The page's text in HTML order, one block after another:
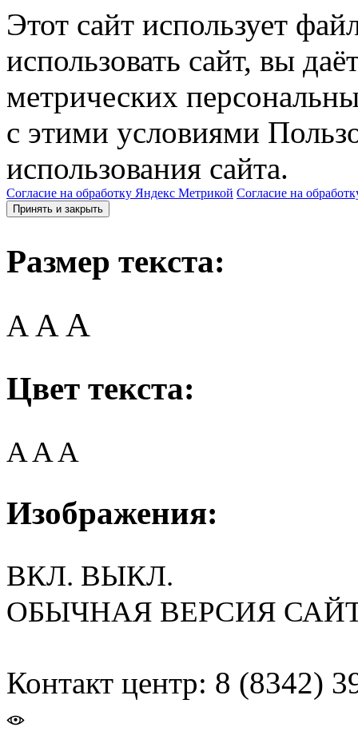
Этот сайт использует
использовать сайт, вы
метрических
с этими условиями
использования сайта.
Согласие на обработку Яндекс Метрикой Согласие на
Принять и закрыть
Размер текста:
A AA
Цвет текста:
AAA
Изображения:
ВКЛ. ВЫКЛ.
ОБЫЧНАЯ ВЕРСИЯ
Контакт центр: 8 (8342)